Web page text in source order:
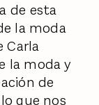
de esta
la moda
Carla
la moda y
de
que nos